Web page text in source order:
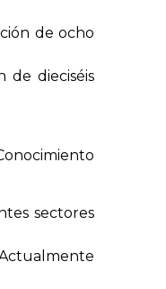
de ocho
de dieciséis
sectores